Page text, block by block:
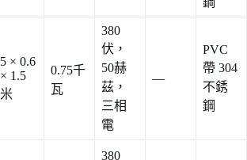
5 × 0.6
× 1.5
米
0.75千
瓦
380
伏，
50赫
茲，
三相
電
—
PVC
帶 304
不銹
鋼
380